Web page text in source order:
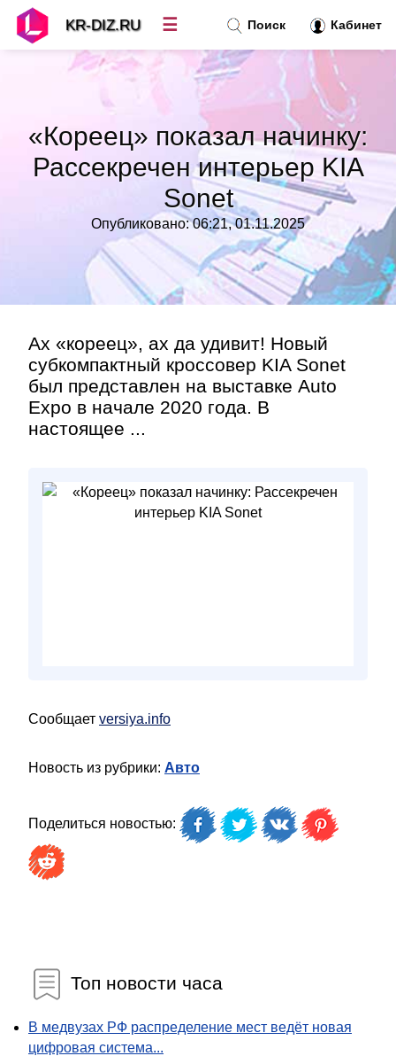
«Кореец» показал начинку:
Рассекречен интерьер KIA
Sonet
Опубликовано: 06:21, 01.11.2025
Ах «кореец», ах да удивит! Новый
субкомпактный кроссовер KIA Sonet
был представлен на выставке Auto
Expo в начале 2020 года. В
настоящее ...
Сообщает versiya.info
Новость из рубрики: Авто
Поделиться новостью:
Топ новости часа
В медвузах РФ распределение мест ведёт новая
цифровая система...
Поиск Кабинет
KR-DIZ.RU ☰
Топ новостей
»
Контакт»